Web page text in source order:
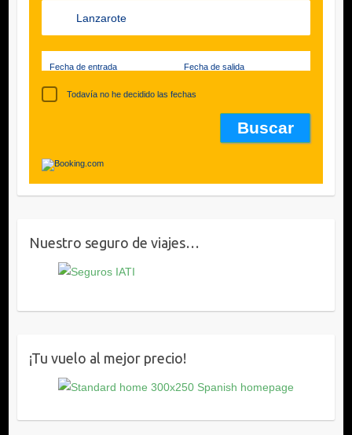
Fecha de entrada Fecha de salida
Todavía no he decidido las fechas
Nuestro seguro de viajes…
¡Tu vuelo al mejor precio!